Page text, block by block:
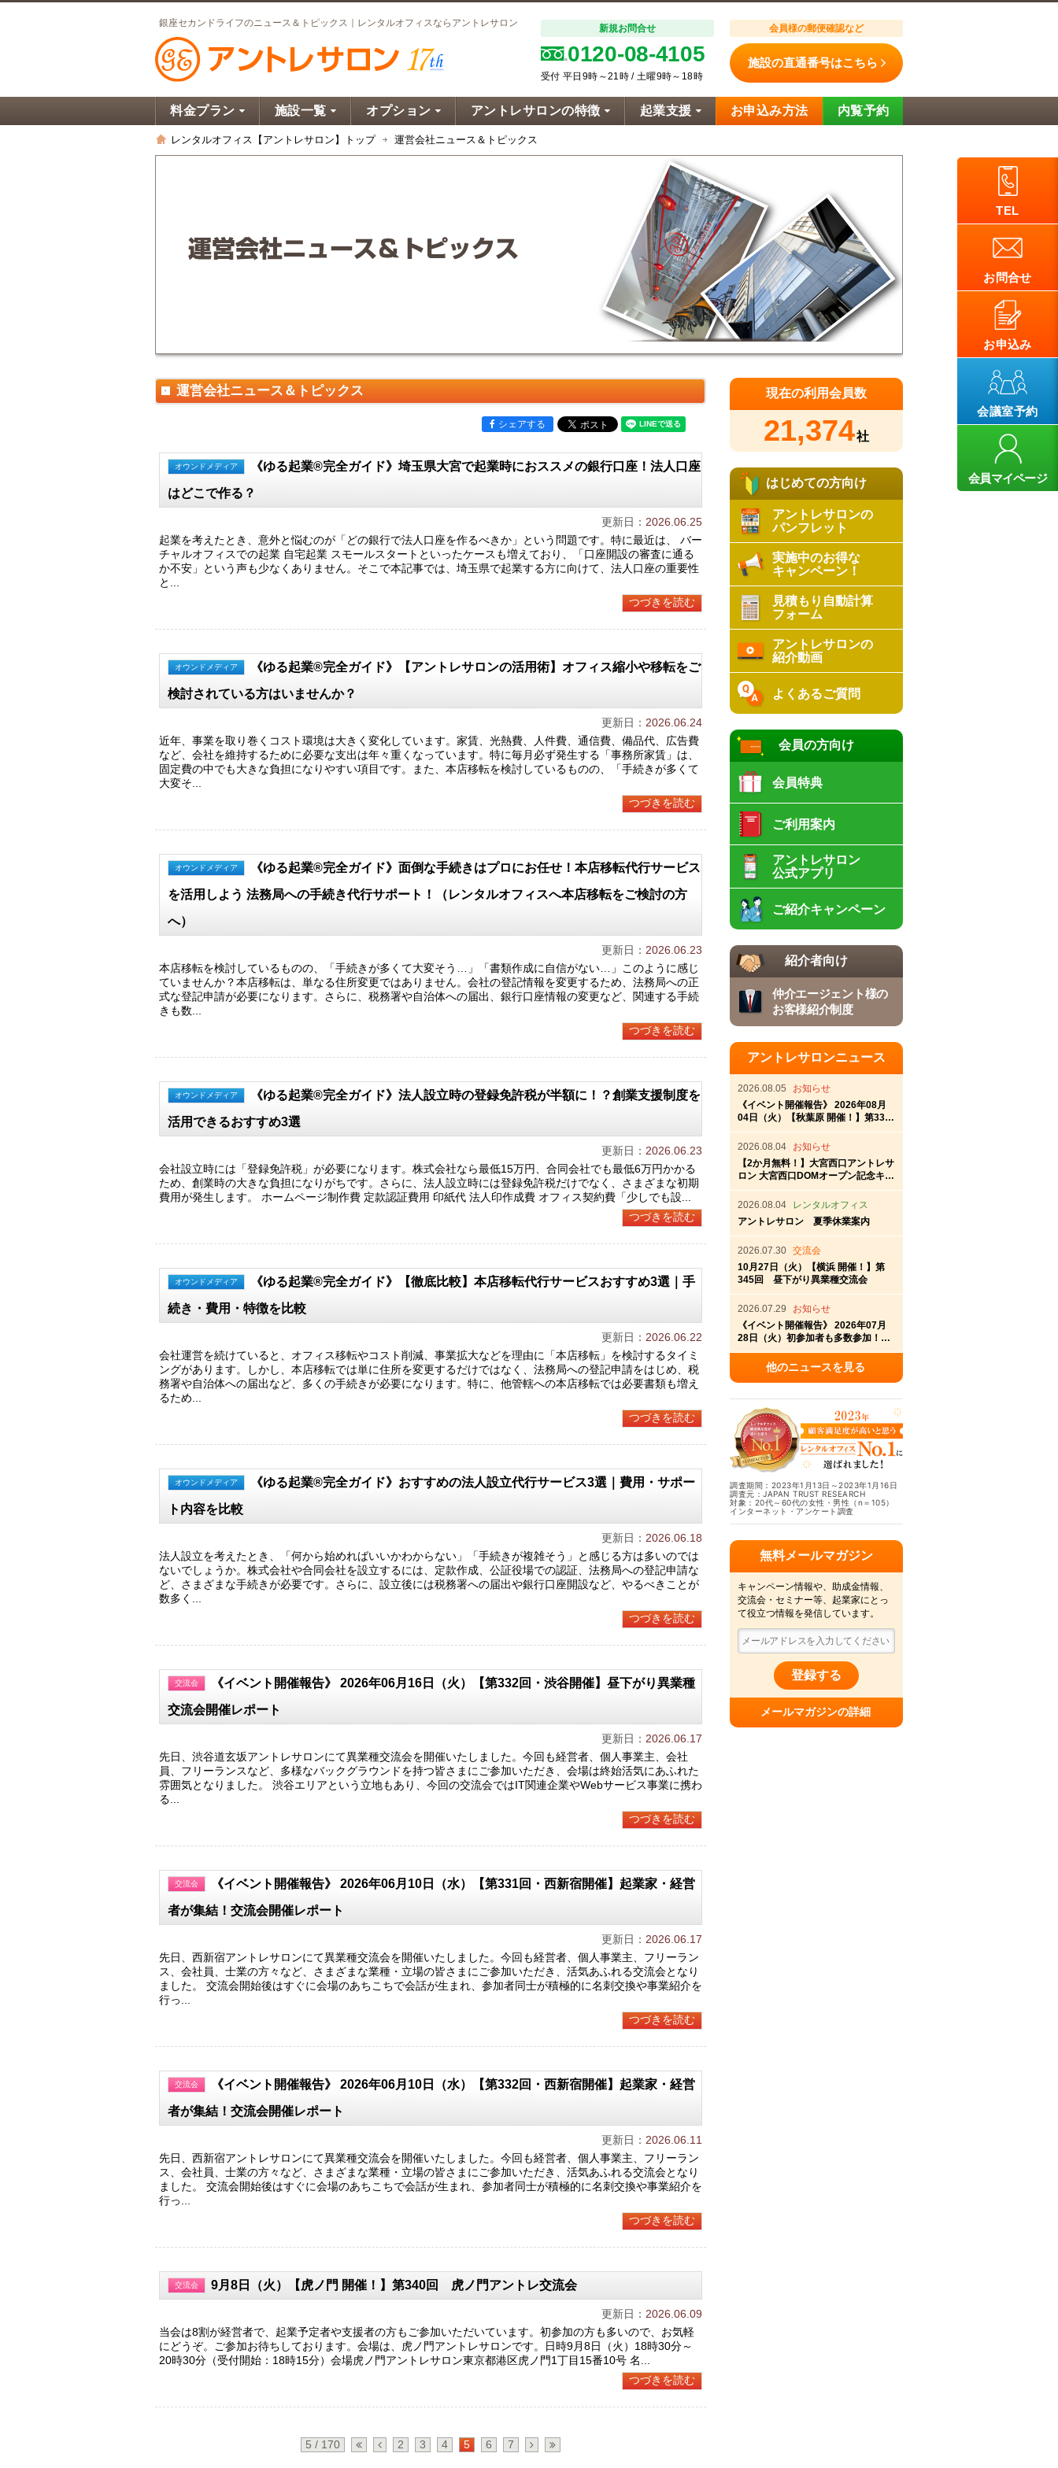
銀座セカンドライフのニュース＆トピックス｜レンタルオフィスならアントレサロン 新規お問合せ
0120-08-4105
受付 平日9時～21時 / 土曜9時～18時
会員様の郵便確認など
施設の直通番号はこちら
料金プラン 施設一覧 オプション アントレサロンの特徴 起業支援 お申込み方法 内覧予約
レンタルオフィス【アントレサロン】トップ 運営会社ニュース＆トピックス
運営会社ニュース＆トピックス
シェアする
オウンドメディア
《ゆる起業®完全ガイド》埼玉県大宮で起業時におススメの銀行口座！法人口座
はどこで作る？
更新日： 2026.06.25
起業を考えたとき、意外と悩むのが「どの銀行で法人口座を作るべきか」という問題です。特に最近は、 バー
チャルオフィスでの起業 自宅起業 スモールスタートといったケースも増えており、「口座開設の審査に通る
か不安」という声も少なくありません。そこで本記事では、埼玉県で起業する方に向けて、法人口座の重要性
と...
つづきを読む
オウンドメディア
《ゆる起業®完全ガイド》【アントレサロンの活用術】オフィス縮小や移転をご
検討されている方はいませんか？
更新日： 2026.06.24
近年、事業を取り巻くコスト環境は大きく変化しています。家賃、光熱費、人件費、通信費、備品代、広告費
など、会社を維持するために必要な支出は年々重くなっています。特に毎月必ず発生する「事務所家賃」は、
固定費の中でも大きな負担になりやすい項目です。また、本店移転を検討しているものの、「手続きが多くて
大変そ...
つづきを読む
オウンドメディア
《ゆる起業®完全ガイド》面倒な手続きはプロにお任せ！本店移転代行サービス
を活用しよう 法務局への手続き代行サポート！（レンタルオフィスへ本店移転をご検討の方
へ）
更新日： 2026.06.23
本店移転を検討しているものの、「手続きが多くて大変そう…」「書類作成に自信がない…」このように感じ
ていませんか？本店移転は、単なる住所変更ではありません。会社の登記情報を変更するため、法務局への正
式な登記申請が必要になります。さらに、税務署や自治体への届出、銀行口座情報の変更など、関連する手続
きも数...
つづきを読む
オウンドメディア
《ゆる起業®完全ガイド》法人設立時の登録免許税が半額に！？創業支援制度を
活用できるおすすめ3選
更新日： 2026.06.23
会社設立時には「登録免許税」が必要になります。株式会社なら最低15万円、合同会社でも最低6万円かかる
ため、創業時の大きな負担になりがちです。さらに、法人設立時には登録免許税だけでなく、さまざまな初期
費用が発生します。 ホームページ制作費 定款認証費用 印紙代 法人印作成費 オフィス契約費「少しでも設...
つづきを読む
オウンドメディア
《ゆる起業®完全ガイド》【徹底比較】本店移転代行サービスおすすめ3選｜手
続き・費用・特徴を比較
更新日： 2026.06.22
会社運営を続けていると、オフィス移転やコスト削減、事業拡大などを理由に「本店移転」を検討するタイミ
ングがあります。しかし、本店移転では単に住所を変更するだけではなく、法務局への登記申請をはじめ、税
務署や自治体への届出など、多くの手続きが必要になります。特に、他管轄への本店移転では必要書類も増え
るため...
つづきを読む
オウンドメディア
《ゆる起業®完全ガイド》おすすめの法人設立代行サービス3選｜費用・サポー
ト内容を比較
更新日： 2026.06.18
法人設立を考えたとき、「何から始めればいいかわからない」「手続きが複雑そう」と感じる方は多いのでは
ないでしょうか。株式会社や合同会社を設立するには、定款作成、公証役場での認証、法務局への登記申請な
ど、さまざまな手続きが必要です。さらに、設立後には税務署への届出や銀行口座開設など、やるべきことが
数多く...
つづきを読む
交流会
《イベント開催報告》 2026年06月16日（火）【第332回・渋谷開催】昼下がり異業種
交流会開催レポート
更新日： 2026.06.17
先日、渋谷道玄坂アントレサロンにて異業種交流会を開催いたしました。今回も経営者、個人事業主、会社
員、フリーランスなど、多様なバックグラウンドを持つ皆さまにご参加いただき、会場は終始活気にあふれた
雰囲気となりました。 渋谷エリアという立地もあり、今回の交流会ではIT関連企業やWebサービス事業に携わ
る...
つづきを読む
交流会
《イベント開催報告》 2026年06月10日（水）【第331回・西新宿開催】起業家・経営
者が集結！交流会開催レポート
更新日： 2026.06.17
先日、西新宿アントレサロンにて異業種交流会を開催いたしました。今回も経営者、個人事業主、フリーラン
ス、会社員、士業の方々など、さまざまな業種・立場の皆さまにご参加いただき、活気あふれる交流会となり
ました。 交流会開始後はすぐに会場のあちこちで会話が生まれ、参加者同士が積極的に名刺交換や事業紹介を
行っ...
つづきを読む
交流会
《イベント開催報告》 2026年06月10日（水）【第332回・西新宿開催】起業家・経営
者が集結！交流会開催レポート
更新日： 2026.06.11
先日、西新宿アントレサロンにて異業種交流会を開催いたしました。今回も経営者、個人事業主、フリーラン
ス、会社員、士業の方々など、さまざまな業種・立場の皆さまにご参加いただき、活気あふれる交流会となり
ました。 交流会開始後はすぐに会場のあちこちで会話が生まれ、参加者同士が積極的に名刺交換や事業紹介を
行っ...
つづきを読む
交流会 9月8日（火）【虎ノ門 開催！】第340回 虎ノ門アントレ交流会
更新日： 2026.06.09
当会は8割が経営者で、起業予定者や支援者の方もご参加いただいています。初参加の方も多いので、お気軽
にどうぞ。ご参加お待ちしております。会場は、虎ノ門アントレサロンです。日時9月8日（火）18時30分～
20時30分（受付開始：18時15分）会場虎ノ門アントレサロン東京都港区虎ノ門1丁目15番10号 名...
つづきを読む
5 / 170 2 3 4 5 6 7
現在の利用会員数
21,374社
はじめての方向け
アントレサロンの
パンフレット
実施中のお得な
キャンペーン！
見積もり自動計算
フォーム
アントレサロンの
紹介動画
よくあるご質問
会員の方向け
会員特典
ご利用案内
アントレサロン
公式アプリ
ご紹介キャンペーン
紹介者向け
仲介エージェント様の
お客様紹介制度
アントレサロンニュース
2026.08.05
お知らせ
《イベント開催報告》 2026年08月
04日（火）【秋葉原 開催！】第337
回秋葉原アントレ交流会
2026.08.04
お知らせ
【2か月無料！】大宮西口アントレサ
ロン 大宮西口DOMオープン記念キャ
ンペーン
2026.08.04
レンタルオフィス
アントレサロン 夏季休業案内
2026.07.30 交流会
10月27日（火）【横浜 開催！】第
345回 昼下がり異業種交流会
2026.07.29
お知らせ
《イベント開催報告》 2026年07月
28日（火）初参加者も多数参加！横
浜アントレサロン第336回交流会開
他のニュースを見る
調査期間：2023年1月13日～2023年1月16日
調査元：JAPAN TRUST RESEARCH
対象：20代～60代の女性・男性（n＝105）
インターネット・アンケート調査
無料メールマガジン
キャンペーン情報や、助成金情報、
交流会・セミナー等、起業家にとっ
て役立つ情報を発信しています。
登録する
メールマガジンの詳細
TEL
お問合せ
お申込み
会議室予約
会員マイページ